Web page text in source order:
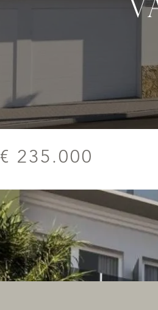
€ 235.000